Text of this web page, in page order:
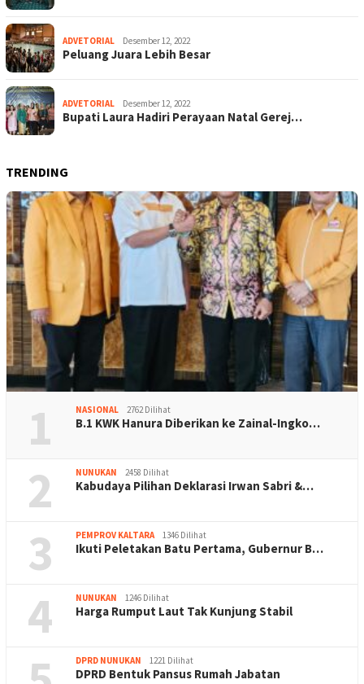
ADVETORIAL Desember 12, 2022
Peluang Juara Lebih Besar
ADVETORIAL Desember 12, 2022
Bupati Laura Hadiri Perayaan Natal Gerej…
TRENDING
1 NASIONAL 2762 Dilihat
B.1 KWK Hanura Diberikan ke Zainal-Ingko…
2 NUNUKAN 2458 Dilihat
Kabudaya Pilihan Deklarasi Irwan Sabri &…
3 PEMPROV KALTARA 1346 Dilihat
Ikuti Peletakan Batu Pertama, Gubernur B…
4 NUNUKAN 1246 Dilihat
Harga Rumput Laut Tak Kunjung Stabil
DPRD NUNUKAN 1221 Dilihat
DPRD Bentuk Pansus Rumah Jabatan